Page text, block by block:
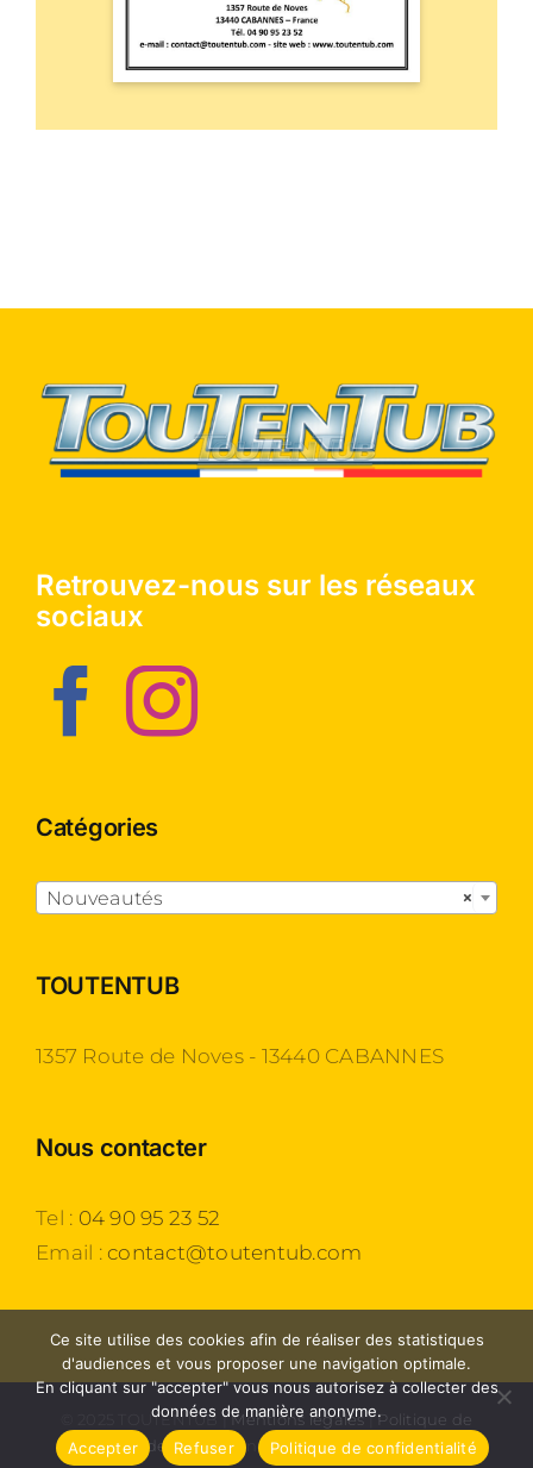
Retrouvez-nous sur les réseaux
sociaux
Catégories
×
Nouveautés
TOUTENTUB
1357 Route de Noves - 13440 CABANNES
Nous contacter
Tel : 04 90 95 23 52
Email :contact@toutentub.com
© 2025 TOUTENTUB |Mentions légales|Politique de
confidentialité| Une création Agence 54
Ce site utilise des cookies afin de réaliser des statistiques
d'audiences et vous proposer une navigation optimale.
En cliquant sur "accepter" vous nous autorisez à collecter des
données de manière anonyme.
Accepter
Refuser Politique de confidentialité